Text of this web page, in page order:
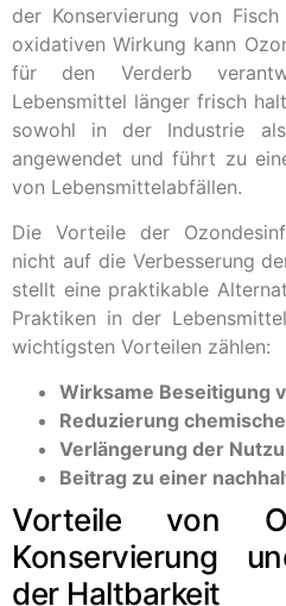
der Konservierung von
oxidativen Wirkung kann
für den Verderb
Lebensmittel länger frisch
sowohl in der Industrie
angewendet und führt zu
von Lebensmittelabfällen.
Die Vorteile der
nicht auf die Verbesserung
stellt eine praktikable
Praktiken in der
wichtigsten Vorteilen zählen:
Wirksame Beseitigung
Reduzierung
Verlängerung der
Beitrag zu einer
Vorteile von
Konservierung
der Haltbarkeit